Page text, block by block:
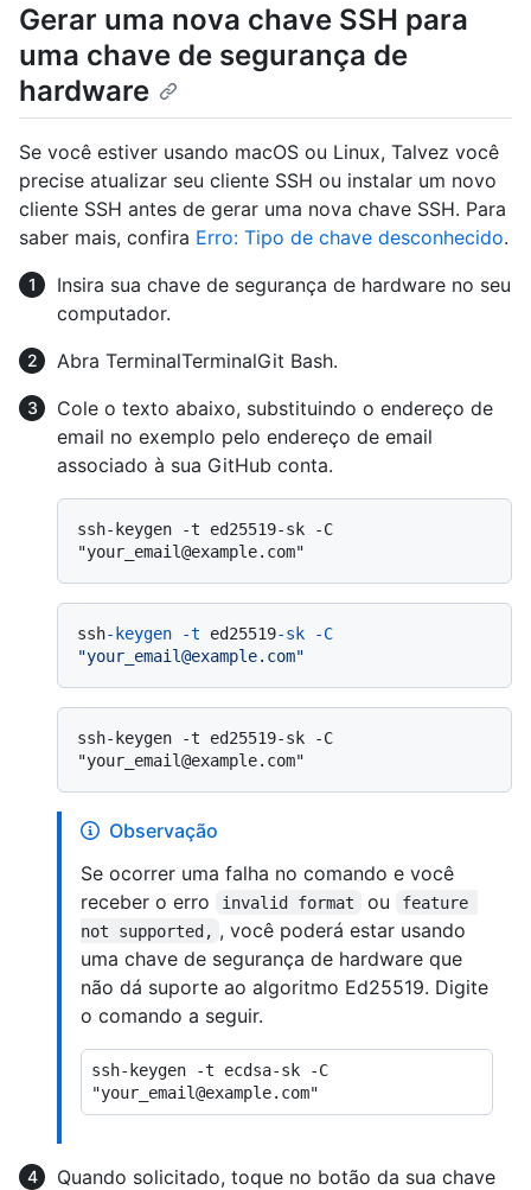
Gerar uma nova chave SSH para
uma chave de segurança de
hardware
Se você estiver usando macOS ou Linux, Talvez você
precise atualizar seu cliente SSH ou instalar um novo
cliente SSH antes de gerar uma nova chave SSH. Para
saber mais, confira Erro: Tipo de chave desconhecido.
Insira sua chave de segurança de hardware no seu
computador.
Abra TerminalTerminalGit Bash.
Cole o texto abaixo, substituindo o endereço de
email no exemplo pelo endereço de email
associado à sua GitHub conta.
ssh-keygen -t ed25519-sk -C
ssh-keygen -t ed25519-sk
-C
"your_email@example.com"
ssh-keygen -t ed25519-sk -C
Observação
Se ocorrer uma falha no comando e você
receber o erro
invalid format ou
feature
not supported, , você poderá estar usando
uma chave de segurança de hardware que
não dá suporte ao algoritmo Ed25519. Digite
o comando a seguir.
ssh-keygen -t ecdsa-sk -C
Quando solicitado, toque no botão da sua chave